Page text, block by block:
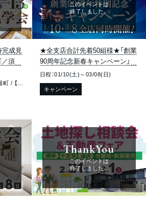
完成見
須和
このイベントは
終了しました。
★全支店合計先着50組様★「創業
90周年記念新春キャンペーン」開
催！
日程：01/10(土)～03/08(日)
キャンペーン
ThankYou
このイベントは
終了しました。